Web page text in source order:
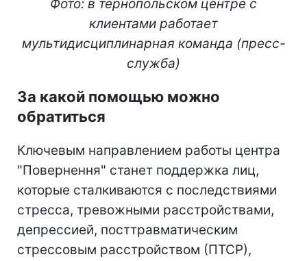
Фото: в тернопольском центре с
клиентами работает
мультидисциплинарная команда (пресс-
служба)
За какой помощью можно
обратиться
Ключевым направлением работы центра
"Повернення" станет поддержка лиц,
которые сталкиваются с последствиями
стресса, тревожными расстройствами,
депрессией, посттравматическим
стрессовым расстройством (ПТСР),